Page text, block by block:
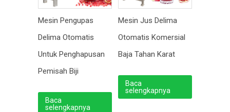
Mesin Pengupas
Delima Otomatis
Untuk Penghapusan
Pemisah Biji
Baca
selengkapnya
Mesin Jus Delima
Otomatis Komersial
Baja Tahan Karat
Baca
selengkapnya